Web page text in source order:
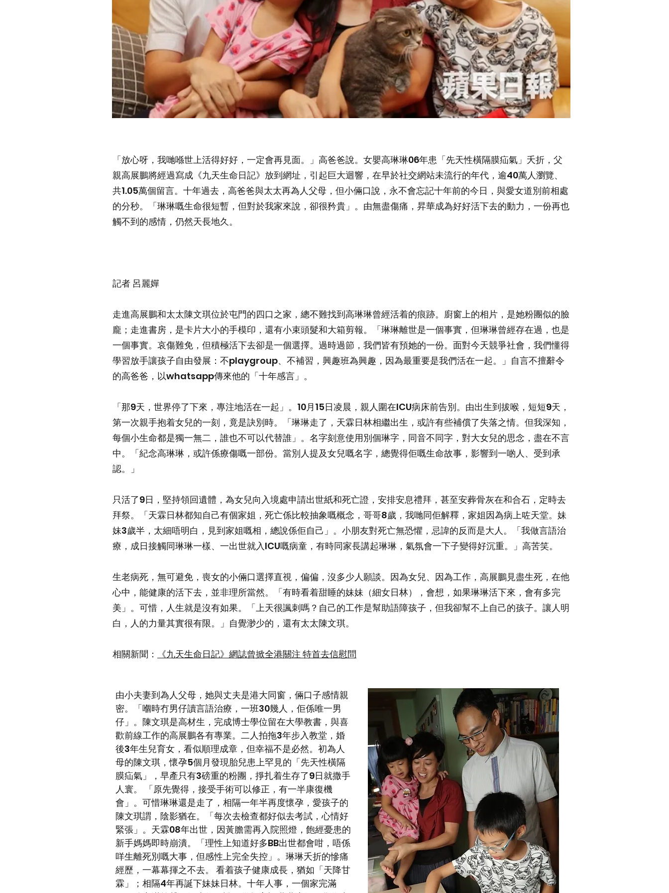
「放心呀，我哋喺世上活得好好，一定會再見面。」高爸爸說。女嬰高琳琳06年患「先天性橫隔膜疝氣」夭折，父
親高展鵬將經過寫成《九天生命日記》放到網址，引起巨大迴響，在早於社交網站未流行的年代，逾40萬人瀏覽、
共1.05萬個留言。十年過去，高爸爸與太太再為人父母，但小倆口說，永不會忘記十年前的今日，與愛女道別前相處
的分秒。「琳琳嘅生命很短暫，但對於我家來說，卻很矜貴」。由無盡傷痛，昇華成為好好活下去的動力，一份再也
觸不到的感情，仍然天長地久。
記者 呂麗嬋
走進高展鵬和太太陳文琪位於屯門的四口之家，總不難找到高琳琳曾經活着的痕跡。廚窗上的相片，是她粉團似的臉
龐；走進書房，是卡片大小的手模印，還有小束頭髮和大箱剪報。「琳琳離世是一個事實，但琳琳曾經存在過，也是
一個事實。哀傷難免，但積極活下去卻是一個選擇。過時過節，我們皆有預她的一份。面對今天競爭社會，我們懂得
學習放手讓孩子自由發展：不playgroup、不補習，興趣班為興趣，因為最重要是我們活在一起。」自言不擅辭令
的高爸爸，以whatsapp傳來他的「十年感言」。
「那9天，世界停了下來，專注地活在一起」。10月15日凌晨，親人圍在ICU病床前告別。由出生到拔喉，短短9天，
第一次親手抱着女兒的一刻，竟是訣別時。「琳琳走了，天霖日林相繼出生，或許有些補償了失落之情。但我深知，
每個小生命都是獨一無二，誰也不可以代替誰」。名字刻意使用別個琳字，同音不同字，對大女兒的思念，盡在不言
中。「紀念高琳琳，或許係療傷嘅一部份。當別人提及女兒嘅名字，總覺得佢嘅生命故事，影響到一啲人、受到承
認。」
只活了9日，堅持領回遺體，為女兒向入境處申請出世紙和死亡證，安排安息禮拜，甚至安葬骨灰在和合石，定時去
拜祭。「天霖日林都知自己有個家姐，死亡係比較抽象嘅概念，哥哥8歲，我哋同佢解釋，家姐因為病上咗天堂。妹
妹3歲半，太細唔明白，見到家姐嘅相，總說係佢自己」。小朋友對死亡無恐懼，忌諱的反而是大人。「我做言語治
療，成日接觸同琳琳一樣、一出世就入ICU嘅病童，有時同家長講起琳琳，氣氛會一下子變得好沉重。」高苦笑。
生老病死，無可避免，喪女的小倆口選擇直視，偏偏，沒多少人願談。因為女兒、因為工作，高展鵬見盡生死，在他
心中，能健康的活下去，並非理所當然。「有時看着甜睡的妹妹（細女日林），會想，如果琳琳活下來，會有多完
美」。可惜，人生就是沒有如果。「上天很諷刺嗎？自己的工作是幫助語障孩子，但我卻幫不上自己的孩子。讓人明
白，人的力量其實很有限。」自覺渺少的，還有太太陳文琪。
相關新聞： 《九天生命日記》網誌曾掀全港關注 特首去信慰問
由小夫妻到為人父母，她與丈夫是港大同窗，倆口子感情親
密。「嗰時冇男仔讀言語治療，一班30幾人，佢係唯一男
仔」。陳文琪是高材生，完成博士學位留在大學教書，與喜
歡前線工作的高展鵬各有專業。二人拍拖3年步入教堂，婚
後3年生兒育女，看似順理成章，但幸福不是必然。初為人
母的陳文琪，懷孕5個月發現胎兒患上罕見的「先天性橫隔
膜疝氣」，早產只有3磅重的粉團，掙扎着生存了9日就撒手
人寰。 「原先覺得，接受手術可以修正，有一半康復機
會」。可惜琳琳還是走了，相隔一年半再度懷孕，愛孩子的
陳文琪謂，陰影猶在。「每次去檢查都好似去考試，心情好
緊張」。天霖08年出世，因黃膽需再入院照燈，飽經憂患的
新手媽媽即時崩潰。「理性上知道好多BB出世都會咁，唔係
咩生離死別嘅大事，但感性上完全失控」。琳琳夭折的慘痛
經歷，一幕幕揮之不去。 看着孩子健康成長，猶如「天降甘
霖」；相隔4年再誕下妹妹日林。十年人事，一個家完滿